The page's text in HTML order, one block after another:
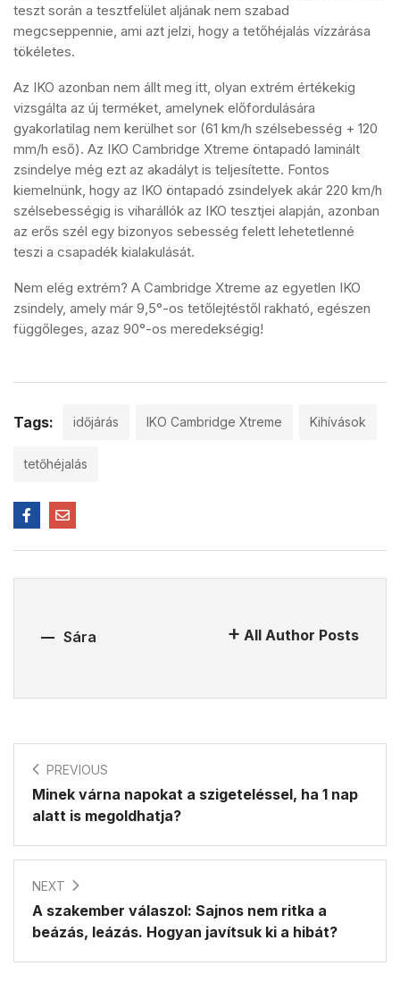
teszt során a tesztfelület aljának nem szabad
megcseppennie, ami azt jelzi, hogy a tetőhéjalás vízzárása
tökéletes.
Az IKO azonban nem állt meg itt, olyan extrém értékekig
vizsgálta az új terméket, amelynek előfordulására
gyakorlatilag nem kerülhet sor (61 km/h szélsebesség + 120
mm/h eső). Az IKO Cambridge Xtreme öntapadó laminált
zsindelye még ezt az akadályt is teljesítette. Fontos
kiemelnünk, hogy az IKO öntapadó zsindelyek akár 220 km/h
szélsebességig is viharállók az IKO tesztjei alapján, azonban
az erős szél egy bizonyos sebesség felett lehetetlenné
teszi a csapadék kialakulását.
Nem elég extrém? A Cambridge Xtreme az egyetlen IKO
zsindely, amely már 9,5°-os tetőlejtéstől rakható, egészen
függőleges, azaz 90°-os meredekségig!
Tags: időjárás IKO Cambridge Xtreme Kihívások
tetőhéjalás
Sára All Author Posts
PREVIOUS
Minek várna napokat a szigeteléssel, ha 1 nap
alatt is megoldhatja?
NEXT
A szakember válaszol: Sajnos nem ritka a
beázás, leázás. Hogyan javítsuk ki a hibát?